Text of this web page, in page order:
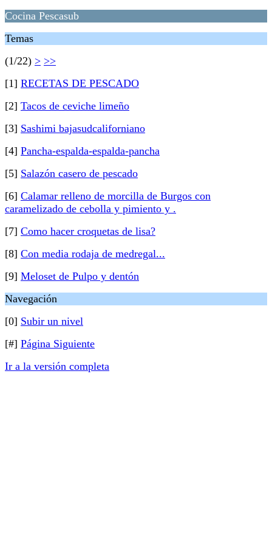
Cocina Pescasub
Temas
(1/22) > >>
[1] RECETAS DE PESCADO
[2] Tacos de ceviche limeño
[3] Sashimi bajasudcaliforniano
[4] Pancha-espalda-espalda-pancha
[5] Salazón casero de pescado
[6] Calamar relleno de morcilla de Burgos con
caramelizado de cebolla y pimiento y .
[7] Como hacer croquetas de lisa?
[8] Con media rodaja de medregal...
[9] Meloset de Pulpo y dentón
Navegación
[0] Subir un nivel
[#] Página Siguiente
Ir a la versión completa